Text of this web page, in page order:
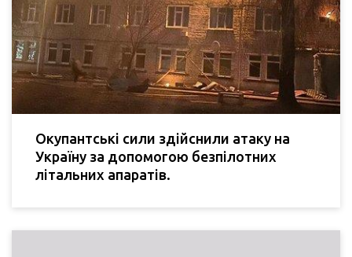
Окупантські сили здійснили атаку на
Україну за допомогою безпілотних
літальних апаратів.